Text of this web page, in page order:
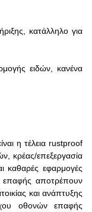
κατάλληλο για
ειδών, κανένα
η τέλεια rustproof
κρέας/επεξεργασία
καθαρές εφαρμογές
αποτρέπουν
και ανάπτυξης
οθονών επαφής